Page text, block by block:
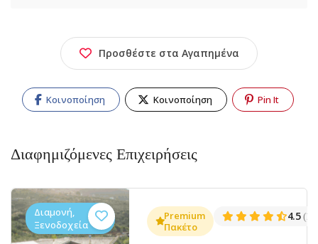
Προσθέστε στα Αγαπημένα
Κοινοποίηση Κοινοποίηση Pin It
Διαφημιζόμενες Επιχειρήσεις
(1381)
Διαμονή,
Ξενοδοχεία
Premium
Πακέτο
4.5